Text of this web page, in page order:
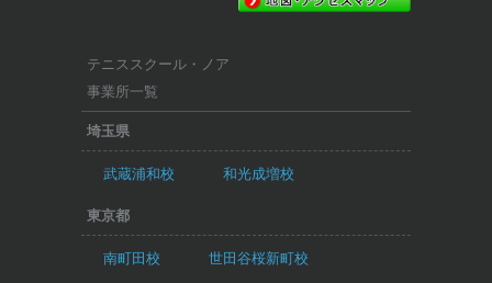
テニススクール・ノア
事業所一覧
埼玉県
武蔵浦和校 和光成増校
東京都
南町田校 世田谷桜新町校